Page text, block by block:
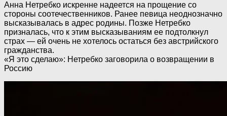
Анна Нетребко искренне надеется на прощение со
стороны соотечественников. Ранее певица неоднозначно
высказывалась в адрес родины. Позже Нетребко
призналась, что к этим высказываниям ее подтолкнул
страх — ей очень не хотелось остаться без австрийского
гражданства.
«Я это сделаю»: Нетребко заговорила о возвращении в
Россию